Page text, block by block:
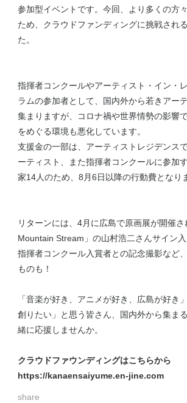
参加型イベントです。今回、より多くの方
ため、クラウドファンディングに挑戦され
た。
指揮者コンクールやアーティスト・イン・
ラムの参加者として、国内外から若きアー
集まりますが、コロナ禍や世界情勢の影響
をめぐる環境も悪化しています。
支援金の一部は、アーティストレジデンス
ーティスト、また指揮者コンクールに参加
家14人のため、8月6日以降の行動費となり
リターンには、4月に広島で原画展が開催さ
Mountain Stream」の山村浩二さんサイン
指揮者コンクール入賞者との記念撮影など
ものも！
「音楽が好き、アニメが好き、広島が好き
創りたい」と思う皆さん、国内外から集ま
緒に応援しませんか。
クラウドファウンディングはこちらから
https://kanaensaiyume.en-jine.com
share